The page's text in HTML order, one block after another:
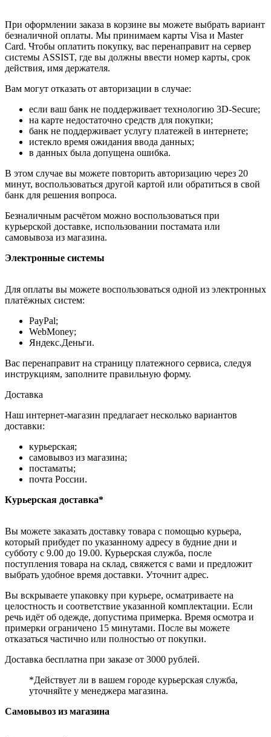
При оформлении заказа в корзине вы можете выбрать вариант
безналичной оплаты. Мы принимаем карты Visa и Master
Card. Чтобы оплатить покупку, вас перенаправит на сервер
системы ASSIST, где вы должны ввести номер карты, срок
действия, имя держателя.
Вам могут отказать от авторизации в случае:
если ваш банк не поддерживает технологию 3D-Secure;
на карте недостаточно средств для покупки;
банк не поддерживает услугу платежей в интернете;
истекло время ожидания ввода данных;
в данных была допущена ошибка.
В этом случае вы можете повторить авторизацию через 20
минут, воспользоваться другой картой или обратиться в свой
банк для решения вопроса.
Безналичным расчётом можно воспользоваться при
курьерской доставке, использовании постамата или
самовывоза из магазина.
Электронные системы
Для оплаты вы можете воспользоваться одной из электронных
платёжных систем:
PayPal;
WebMoney;
Яндекс.Деньги.
Вас перенаправит на страницу платежного сервиса, следуя
инструкциям, заполните правильную форму.
Доставка
Наш интернет-магазин предлагает несколько вариантов
доставки:
курьерская;
самовывоз из магазина;
постаматы;
почта России.
Курьерская доставка*
Вы можете заказать доставку товара с помощью курьера,
который прибудет по указанному адресу в будние дни и
субботу с 9.00 до 19.00. Курьерская служба, после
поступления товара на склад, свяжется с вами и предложит
выбрать удобное время доставки. Уточнит адрес.
Вы вскрываете упаковку при курьере, осматриваете на
целостность и соответствие указанной комплектации. Если
речь идёт об одежде, допустима примерка. Время осмотра и
примерки ограничено 15 минутами. После вы можете
отказаться частично или полностью от покупки.
Доставка бесплатна при заказе от 3000 рублей.
*Действует ли в вашем городе курьерская служба,
уточняйте у менеджера магазина.
Самовывоз из магазина